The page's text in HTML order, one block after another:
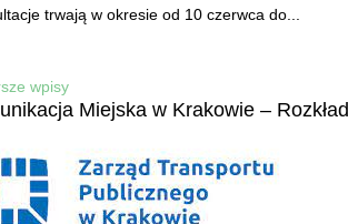
trwają w okresie od 10 czerwca do...
wpisy
Miejska w Krakowie –